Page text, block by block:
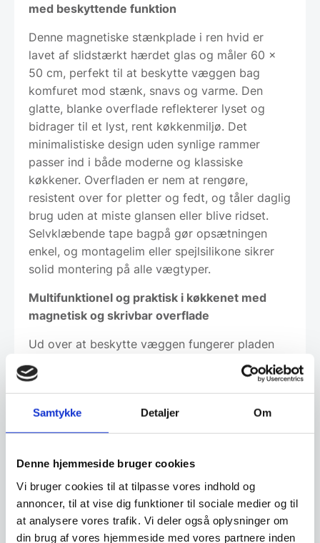
Samtykke Detaljer Om
Denne hjemmeside bruger cookies
Vi bruger cookies til at tilpasse vores indhold og
annoncer, til at vise dig funktioner til sociale medier og til
at analysere vores trafik. Vi deler også oplysninger om
din brug af vores hjemmeside med vores partnere inden
med beskyttende funktion
Denne magnetiske stænkplade i ren hvid er
lavet af slidstærkt hærdet glas og måler 60 x
50 cm, perfekt til at beskytte væggen bag
komfuret mod stænk, snavs og varme. Den
glatte, blanke overflade reflekterer lyset og
bidrager til et lyst, rent køkkenmiljø. Det
minimalistiske design uden synlige rammer
passer ind i både moderne og klassiske
køkkener. Overfladen er nem at rengøre,
resistent over for pletter og fedt, og tåler daglig
brug uden at miste glansen eller blive ridset.
Selvklæbende tape bagpå gør opsætningen
enkel, og montagelim eller spejlsilikone sikrer
solid montering på alle vægtyper.
Multifunktionel og praktisk i køkkenet med
magnetisk og skrivbar overflade
Ud over at beskytte væggen fungerer pladen
som magnetisk opslagstavle, hvor stærke
magneter kan holde noter, opskrifter eller
påmindelser. Den kan også skrives på med
kridt- eller whiteboardmarkere, hvilket gør
køkkenplanlægning og organisering let. Teksten
klud. Den varmebestandige glasoverflade
kræver sikkerhedsafstand på mindst 5 cm til
varme gryder for at bevare holdbarheden. Med
sit tidløse design og funktionalitet er pladen
velegnet til både professionelle køkkener og